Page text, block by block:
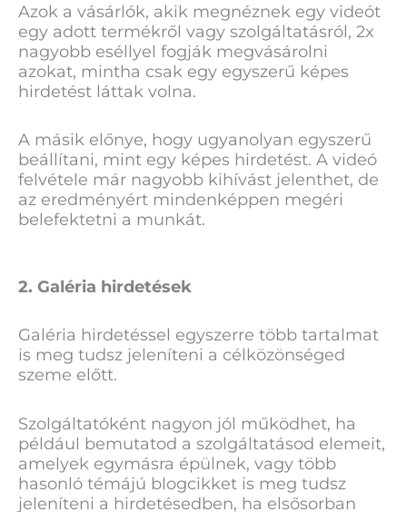
Azok a vásárlók, akik megnéznek egy videót
egy adott termékről vagy szolgáltatásról, 2x
nagyobb eséllyel fogják megvásárolni
azokat, mintha csak egy egyszerű képes
hirdetést láttak volna.
A másik előnye, hogy ugyanolyan egyszerű
beállítani, mint egy képes hirdetést. A videó
felvétele már nagyobb kihívást jelenthet, de
az eredményért mindenképpen megéri
belefektetni a munkát.
2. Galéria hirdetések
Galéria hirdetéssel egyszerre több tartalmat
is meg tudsz jeleníteni a célközönséged
szeme előtt.
Szolgáltatóként nagyon jól működhet, ha
például bemutatod a szolgáltatásod elemeit,
amelyek egymásra épülnek, vagy több
hasonló témájú blogcikket is meg tudsz
jeleníteni a hirdetésedben, ha elsősorban